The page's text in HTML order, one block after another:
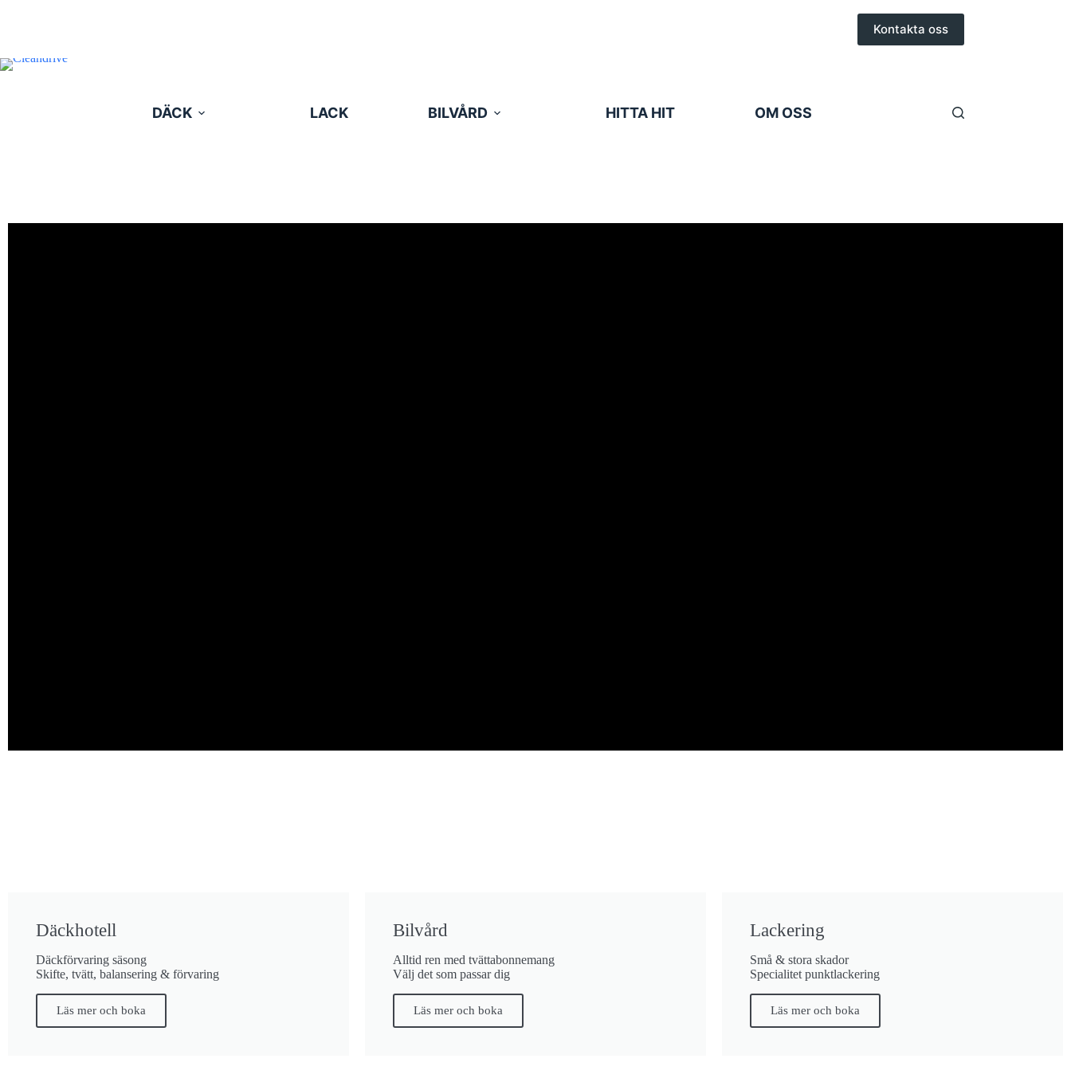
Kontakta oss
DÄCK LACK BILVÅRD HITTA HIT OM OSS
Däckhotell
Däckförvaring säsong
Skifte, tvätt, balansering & förvaring
Läs mer och boka
Bilvård
Alltid ren med tvättabonnemang
Välj det som passar dig
Läs mer och boka
Lackering
Små & stora skador
Specialitet punktlackering
Läs mer och boka